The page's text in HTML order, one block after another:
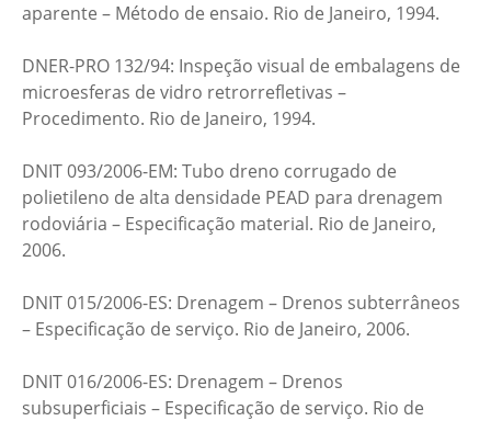
aparente – Método de ensaio. Rio de Janeiro, 1994.
DNER-PRO 132/94: Inspeção visual de embalagens de
microesferas de vidro retrorrefletivas –
Procedimento. Rio de Janeiro, 1994.
DNIT 093/2006-EM: Tubo dreno corrugado de
polietileno de alta densidade PEAD para drenagem
rodoviária – Especificação material. Rio de Janeiro,
2006.
DNIT 015/2006-ES: Drenagem – Drenos subterrâneos
– Especificação de serviço. Rio de Janeiro, 2006.
DNIT 016/2006-ES: Drenagem – Drenos
subsuperficiais – Especificação de serviço. Rio de